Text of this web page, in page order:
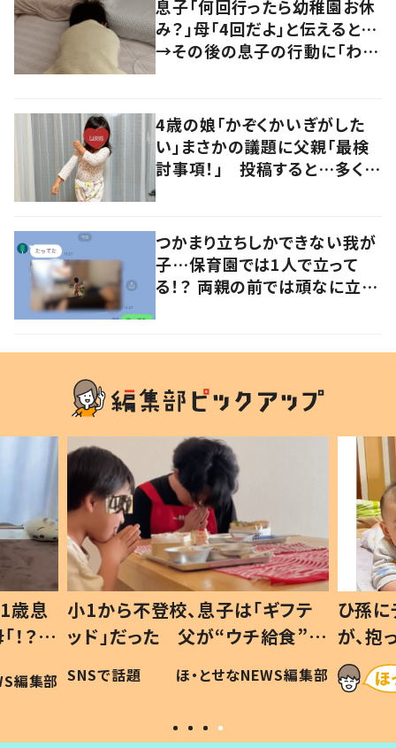
息子「何回行ったら幼稚園お休
み？」母「4回だよ」と伝えると…
→その後の息子の行動に「わか
4歳の娘「かぞくかいぎがした
い」まさかの議題に父親「最検
討事項！」 投稿すると…多くの
つかまり立ちしかできない我が
子…保育園では1人で立って
る！？ 両親の前では頑なに立た
歳息
？」
編集部
小1から不登校、息子は「ギフテ
ッド」だった 父が“ウチ給食”を
作り続ける理由とは #令和の親
#令和の子
SNSで話題 ほ・とせなNEWS編集部
ひ孫
が、
「涙が
い」